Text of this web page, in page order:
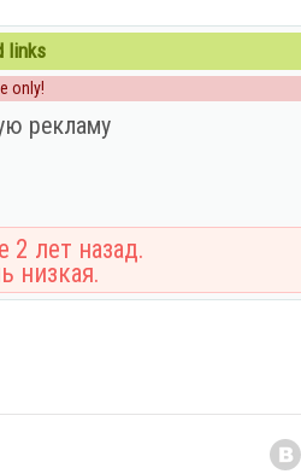
links
only!
рекламу
2 лет назад.
низкая.